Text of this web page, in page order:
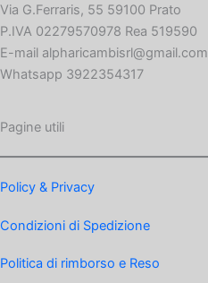
Via G.Ferraris, 55 59100 Prato
P.IVA 02279570978 Rea 519590
E-mail alpharicambisrl@gmail.com
Whatsapp 3922354317
Pagine utili
Policy & Privacy
Condizioni di Spedizione
Politica di rimborso e Reso